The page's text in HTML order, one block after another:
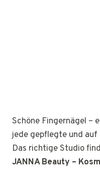
Schöne Fingernägel –
jede gepflegte und auf
Das richtige Studio
JANNA Beauty –